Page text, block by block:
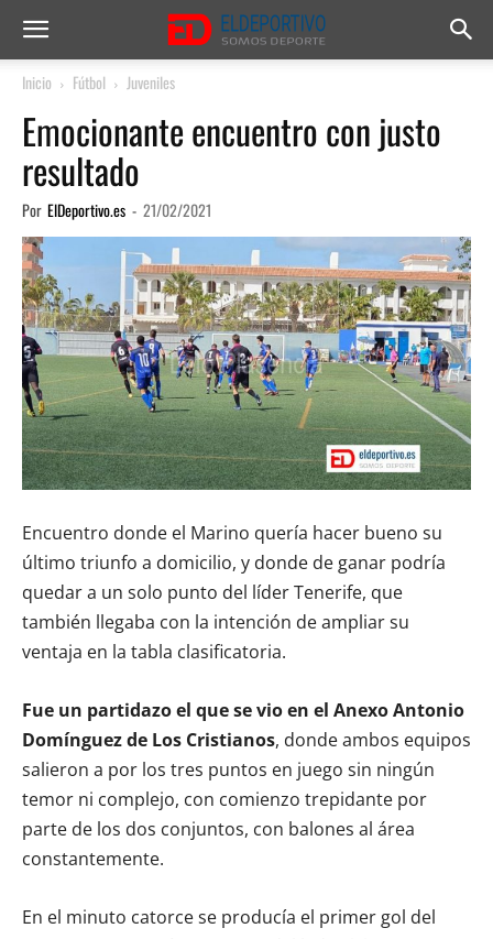
Inicio Fútbol Juveniles
Emocionante encuentro con justo
resultado
Por ElDeportivo.es - 21/02/2021
Encuentro donde el Marino quería hacer bueno su
último triunfo a domicilio, y donde de ganar podría
quedar a un solo punto del líder Tenerife, que
también llegaba con la intención de ampliar su
ventaja en la tabla clasificatoria.
Fue un partidazo el que se vio en el Anexo Antonio
Domínguez de Los Cristianos, donde ambos equipos
salieron a por los tres puntos en juego sin ningún
temor ni complejo, con comienzo trepidante por
parte de los dos conjuntos, con balones al área
constantemente.
En el minuto catorce se producía el primer gol del